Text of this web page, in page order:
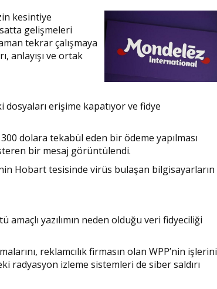
kesintiye
gelişmeleri
tekrar çalışmaya
anlayışı ve ortak
erişime kapatıyor ve fidye
dolara tekabül eden bir ödeme yapılması
bir mesaj görüntülendi.
Hobart tesisinde virüs bulaşan bilgisayarların
yazılımın neden olduğu veri fidyeciliği
reklamcılık firmasın olan WPP’nin işlerini
radyasyon izleme sistemleri de siber saldırı